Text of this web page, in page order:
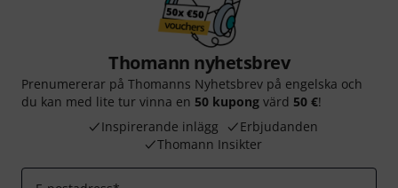
Thomann nyhetsbrev
Prenumererar på Thomanns Nyhetsbrev på engelska och
du kan med lite tur vinna en 50 kupong värd 50 €!
Inspirerande inlägg
Erbjudanden
Thomann Insikter